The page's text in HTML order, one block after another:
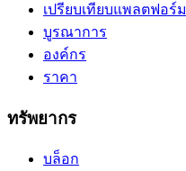
เปรียบเทียบแพลตฟอร์ม
บูรณาการ
องค์กร
ราคา
ทรัพยากร
บล็อก